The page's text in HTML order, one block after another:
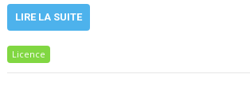
LIRE LA SUITE
Licence